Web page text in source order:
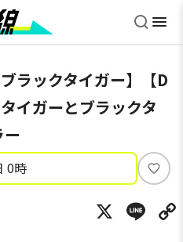
ラックタイガー】【D
イガーとブラックタ
0時
い
ね
X